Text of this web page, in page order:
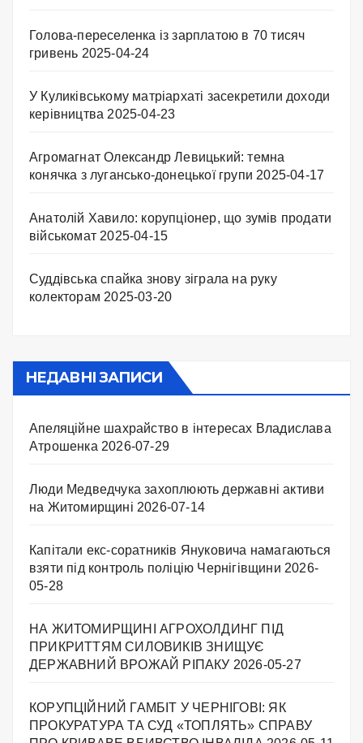
Голова-переселенка із зарплатою в 70 тисяч
гривень 2025-04-24
У Куликівському матріархаті засекретили доходи
керівництва 2025-04-23
Агромагнат Олександр Левицький: темна
конячка з лугансько-донецької групи 2025-04-17
Анатолій Хавило: корупціонер, що зумів продати
військомат 2025-04-15
Суддівська спайка знову зіграла на руку
колекторам 2025-03-20
НЕДАВНІ ЗАПИСИ
Апеляційне шахрайство в інтересах Владислава
Атрошенка 2026-07-29
Люди Медведчука захоплюють державні активи
на Житомирщині 2026-07-14
Капітали екс-соратників Януковича намагаються
взяти під контроль поліцію Чернігівщини 2026-
05-28
НА ЖИТОМИРЩИНІ АГРОХОЛДИНГ ПІД
ПРИКРИТТЯМ СИЛОВИКІВ ЗНИЩУЄ
ДЕРЖАВНИЙ ВРОЖАЙ РІПАКУ ​ 2026-05-27
КОРУПЦІЙНИЙ ГАМБІТ У ЧЕРНІГОВІ: ЯК
ПРОКУРАТУРА ТА СУД «ТОПЛЯТЬ» СПРАВУ